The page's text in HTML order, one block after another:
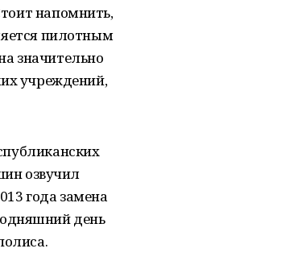
напомнить,
пилотным
значительно
учреждений,
озвучил
года замена
день